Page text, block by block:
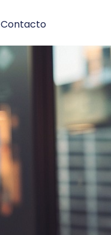
Contacto